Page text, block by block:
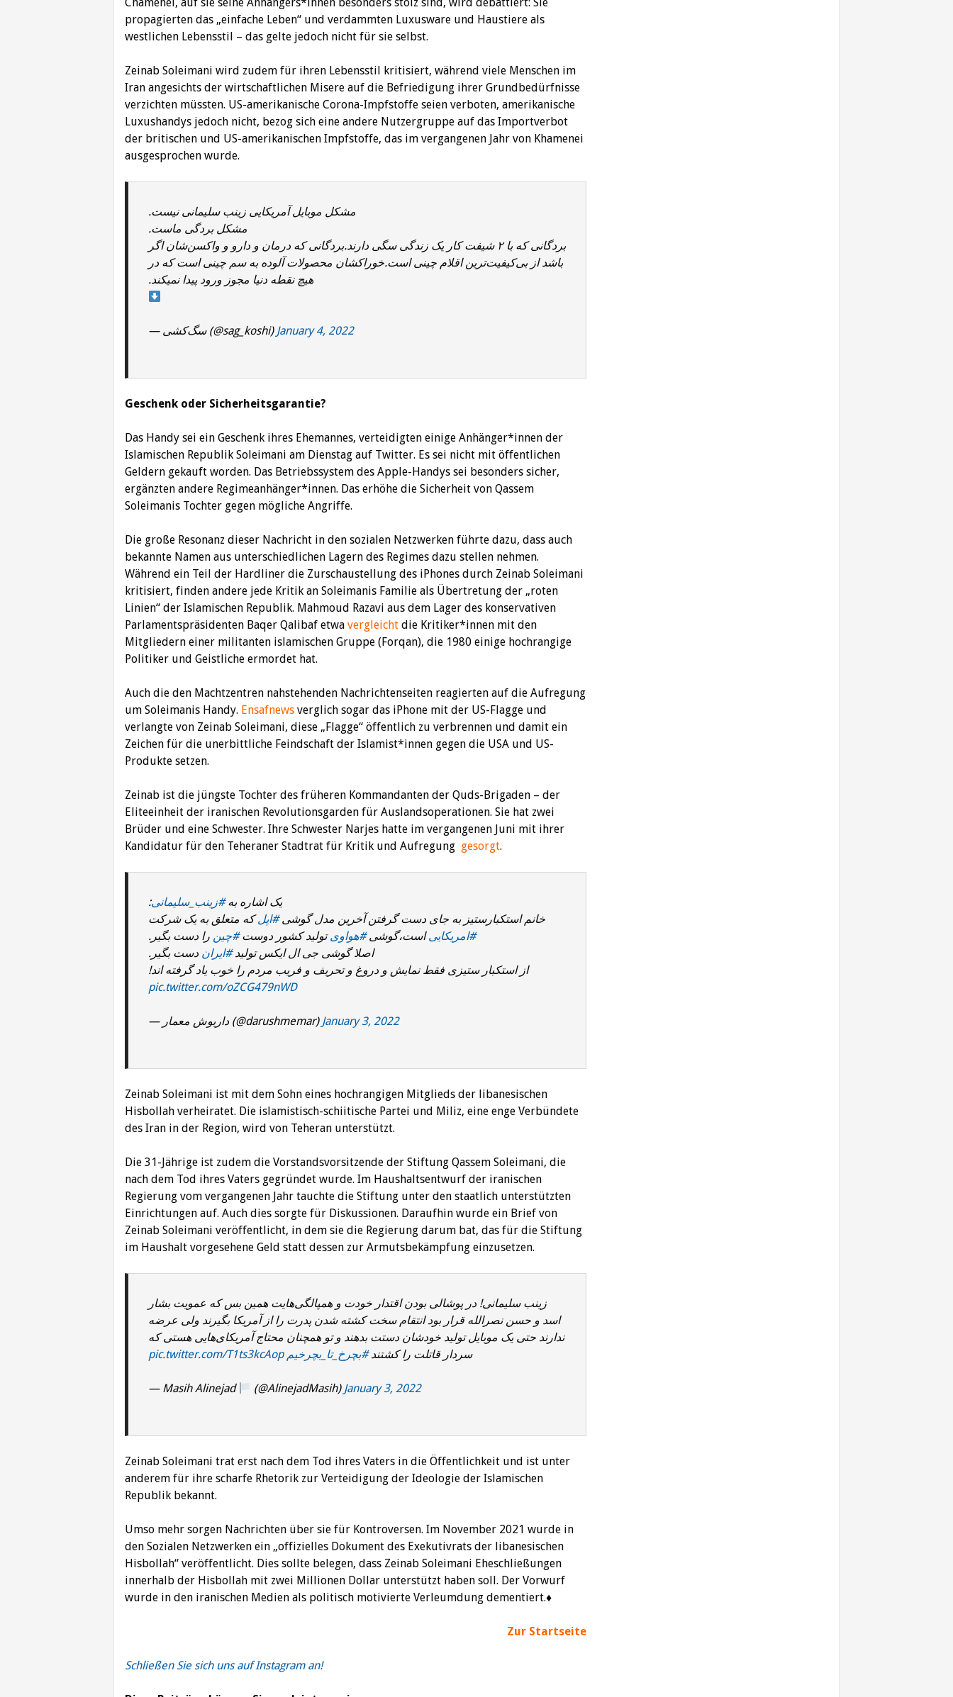
propagierten das „einfache Leben“ und verdammten Luxusware und Haustiere als
westlichen Lebensstil – das gelte jedoch nicht für sie selbst.
Zeinab Soleimani wird zudem für ihren Lebensstil kritisiert, während viele Menschen im
Iran angesichts der wirtschaftlichen Misere auf die Befriedigung ihrer Grundbedürfnisse
verzichten müssten. US-amerikanische Corona-Impfstoffe seien verboten, amerikanische
Luxushandys jedoch nicht, bezog sich eine andere Nutzergruppe auf das Importverbot
der britischen und US-amerikanischen Impfstoffe, das im vergangenen Jahr von Khamenei
ausgesprochen wurde.
مشکل موبایل آمریکایی زینب سلیمانی نیست.
مشکل بردگی ماست.
بردگانی که با ۲ شیفت کار یک زندگی سگی دارند.بردگانی که درمان و دارو و واکسن‌شان اگر
باشد از بی‌کیفیت‌ترین اقلام چینی است.خوراکشان محصولات آلوده به سم چینی است که در
هیچ نقطه دنیا مجوز ورود پیدا نمیکند.
— سگ‌کشی (@sag_koshi) January 4, 2022
Geschenk oder Sicherheitsgarantie?
Das Handy sei ein Geschenk ihres Ehemannes, verteidigten einige Anhänger*innen der
Islamischen Republik Soleimani am Dienstag auf Twitter. Es sei nicht mit öffentlichen
Geldern gekauft worden. Das Betriebssystem des Apple-Handys sei besonders sicher,
ergänzten andere Regimeanhänger*innen. Das erhöhe die Sicherheit von Qassem
Soleimanis Tochter gegen mögliche Angriffe.
Die große Resonanz dieser Nachricht in den sozialen Netzwerken führte dazu, dass auch
bekannte Namen aus unterschiedlichen Lagern des Regimes dazu stellen nehmen.
Während ein Teil der Hardliner die Zurschaustellung des iPhones durch Zeinab Soleimani
kritisiert, finden andere jede Kritik an Soleimanis Familie als Übertretung der „roten
Linien“ der Islamischen Republik. Mahmoud Razavi aus dem Lager des konservativen
Parlamentspräsidenten Baqer Qalibaf etwa vergleicht die Kritiker*innen mit den
Mitgliedern einer militanten islamischen Gruppe (Forqan), die 1980 einige hochrangige
Politiker und Geistliche ermordet hat.
Auch die den Machtzentren nahstehenden Nachrichtenseiten reagierten auf die Aufregung
um Soleimanis Handy. Ensafnews verglich sogar das iPhone mit der US-Flagge und
verlangte von Zeinab Soleimani, diese „Flagge“ öffentlich zu verbrennen und damit ein
Zeichen für die unerbittliche Feindschaft der Islamist*innen gegen die USA und US-
Produkte setzen.
Zeinab ist die jüngste Tochter des früheren Kommandanten der Quds-Brigaden – der
Eliteeinheit der iranischen Revolutionsgarden für Auslandsoperationen. Sie hat zwei
Brüder und eine Schwester. Ihre Schwester Narjes hatte im vergangenen Juni mit ihrer
Kandidatur für den Teheraner Stadtrat für Kritik und Aufregung gesorgt.
یک اشاره به#زینب_سلیمانی:
خانم استکبارستیز به جای دست گرفتن آخرین مدل گوشی#اپلکه متعلق به یک شرکت
#امریکاییاست،گوشی#هواویتولید کشور دوست#چین را دست بگیر.
اصلا گوشی جی ال ایکس تولید#ایران دست بگیر.
از استکبار ستیزی فقط نمایش و دروغ و تحریف و فریب مردم را خوب یاد گرفته اند!
pic.twitter.com/oZCG479nWD
— داریوش معمار (@darushmemar) January 3, 2022
Zeinab Soleimani ist mit dem Sohn eines hochrangigen Mitglieds der libanesischen
Hisbollah verheiratet. Die islamistisch-schiitische Partei und Miliz, eine enge Verbündete
des Iran in der Region, wird von Teheran unterstützt.
Die 31-Jährige ist zudem die Vorstandsvorsitzende der Stiftung Qassem Soleimani, die
nach dem Tod ihres Vaters gegründet wurde. Im Haushaltsentwurf der iranischen
Regierung vom vergangenen Jahr tauchte die Stiftung unter den staatlich unterstützten
Einrichtungen auf. Auch dies sorgte für Diskussionen. Daraufhin wurde ein Brief von
Zeinab Soleimani veröffentlicht, in dem sie die Regierung darum bat, das für die Stiftung
im Haushalt vorgesehene Geld statt dessen zur Armutsbekämpfung einzusetzen.
زینب سلیمانی! در پوشالی بودن اقتدار خودت و همپالگی‌هایت همین بس که عمویت بشار
اسد و حسن نصرالله قرار بود انتقام سخت کشته شدن پدرت را از آمریکا بگیرند ولی عرضه
ندارند حتی یک موبایل تولید خودشان دستت بدهند و تو همچنان محتاج آمریکای‌هایی هستی که
سردار قاتلت را کشتند#بچرخ_تا_بچرخیم pic.twitter.com/T1ts3kcAop
— Masih Alinejad (@AlinejadMasih) January 3, 2022
Zeinab Soleimani trat erst nach dem Tod ihres Vaters in die Öffentlichkeit und ist unter
anderem für ihre scharfe Rhetorik zur Verteidigung der Ideologie der Islamischen
Republik bekannt.
Umso mehr sorgen Nachrichten über sie für Kontroversen. Im November 2021 wurde in
den Sozialen Netzwerken ein „offizielles Dokument des Exekutivrats der libanesischen
Hisbollah“ veröffentlicht. Dies sollte belegen, dass Zeinab Soleimani Eheschließungen
innerhalb der Hisbollah mit zwei Millionen Dollar unterstützt haben soll. Der Vorwurf
wurde in den iranischen Medien als politisch motivierte Verleumdung dementiert.♦
Zur Startseite
Schließen Sie sich uns auf Instagram an!